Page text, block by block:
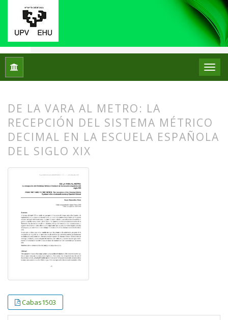
Inicio
DE LA VARA AL METRO: LA
RECEPCIÓN DEL SISTEMA MÉTRICO
DECIMAL EN LA ESCUELA ESPAÑOLA
DEL SIGLO XIX
Cabas1503